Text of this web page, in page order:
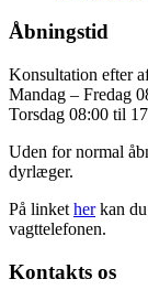
Åbningstid
Konsultation efter
Mandag – Fredag
Torsdag 08:00 til
Uden for normal
dyrlæger.
På linket herkan du
vagttelefonen.
Kontakts os